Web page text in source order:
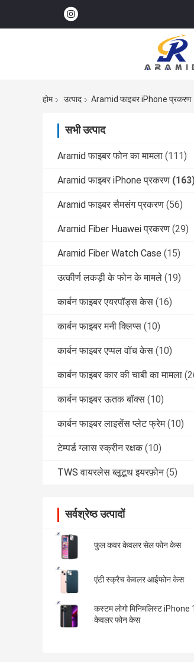
होम उत्पाद Aramid फाइबर iPhone प्रकरण
सभी उत्पाद
Aramid फाइबर फोन का मामला (111)
Aramid फाइबर iPhone प्रकरण
Aramid फाइबर सैमसंग प्रकरण (56)
Aramid Fiber Huawei प्रकरण (29)
Aramid Fiber Watch Case (15)
उत्कीर्ण लकड़ी के फोन के मामले (19)
कार्बन फाइबर एयरपॉड्स केस (16)
कार्बन फाइबर मनी क्लिप्स (10)
कार्बन फाइबर एप्पल वॉच केस (10)
कार्बन फाइबर कार की चाबी का मामला
कार्बन फाइबर ऊतक बॉक्स (10)
कार्बन फाइबर लाइसेंस प्लेट फ्रेम (10)
टेम्पर्ड ग्लास स्क्रीन रक्षक (10)
TWS वायरलेस ब्लूटूथ इयरफ़ोन (5)
सर्वश्रेष्ठ उत्पादों
फुल कवर केवलर सेल फोन केस
एंटी स्क्रैच केवलर आईफोन केस
कस्टम लोगो मिनिमलिस्ट iPhone
केवलर फोन केस